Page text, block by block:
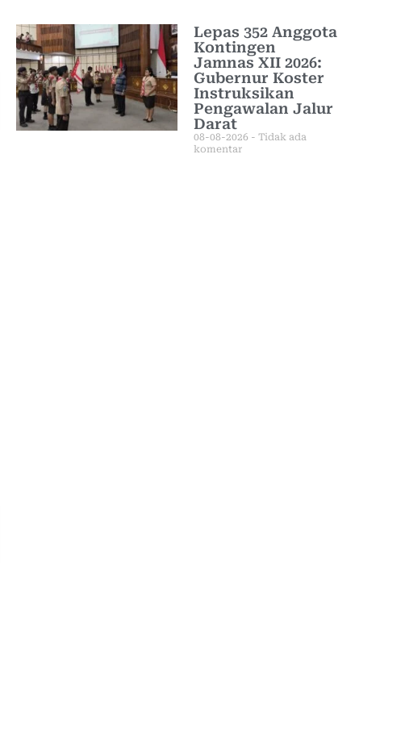
Lepas 352 Anggota
Kontingen
Jamnas XII 2026:
Gubernur Koster
Instruksikan
Pengawalan Jalur
Darat
08-08-2026
Tidak ada
komentar